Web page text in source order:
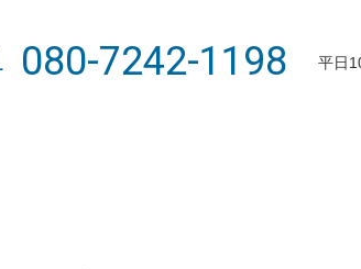
080-7242-1198 平日